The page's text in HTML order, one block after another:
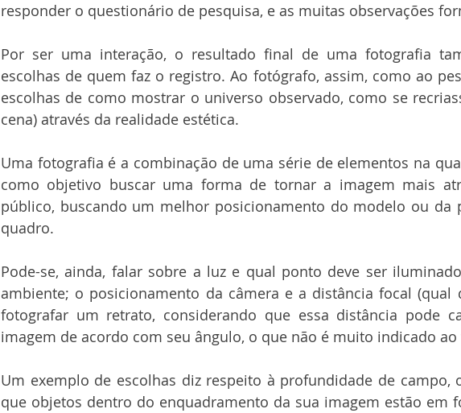
responder o questionário de pesquisa, e as muitas observações
Por ser uma interação, o resultado final de uma fotografia
escolhas de quem faz o registro. Ao fotógrafo, assim, como ao
escolhas de como mostrar o universo observado, como se
cena) através da realidade estética.
Uma fotografia é a combinação de uma série de elementos na
como objetivo buscar uma forma de tornar a imagem mais
público, buscando um melhor posicionamento do modelo ou da
quadro.
Pode-se, ainda, falar sobre a luz e qual ponto deve ser
ambiente; o posicionamento da câmera e a distância focal (qual
fotografar um retrato, considerando que essa distância pode
imagem de acordo com seu ângulo, o que não é muito indicado
Um exemplo de escolhas diz respeito à profundidade de campo,
que objetos dentro do enquadramento da sua imagem estão em